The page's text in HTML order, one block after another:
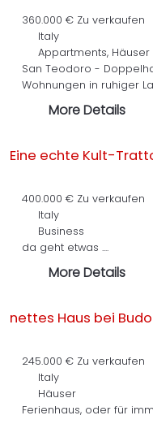
360.000 € Zu verkaufen
Italy
Appartments, Häuser
San Teodoro -
Wohnungen in ruhiger
More Details
Eine echte Kult-
400.000 € Zu verkaufen
Italy
Business
da geht etwas ....
More Details
nettes Haus bei
245.000 € Zu verkaufen
Italy
Häuser
Ferienhaus, oder für